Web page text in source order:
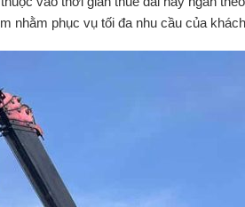
nhằm phục vụ tối đa nhu cầu của